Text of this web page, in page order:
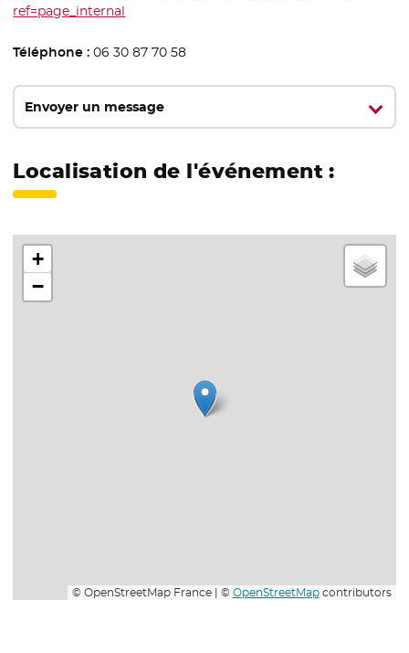
ref=page_internal
Téléphone : 06 30 87 70 58
Envoyer un message
Localisation de l'événement :
+
−
© OpenStreetMap France | © OpenStreetMapcontributors